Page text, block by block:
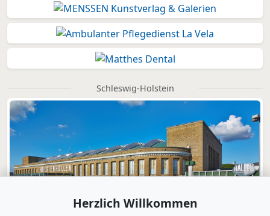
Schleswig-Holstein
Herzlich Willkommen